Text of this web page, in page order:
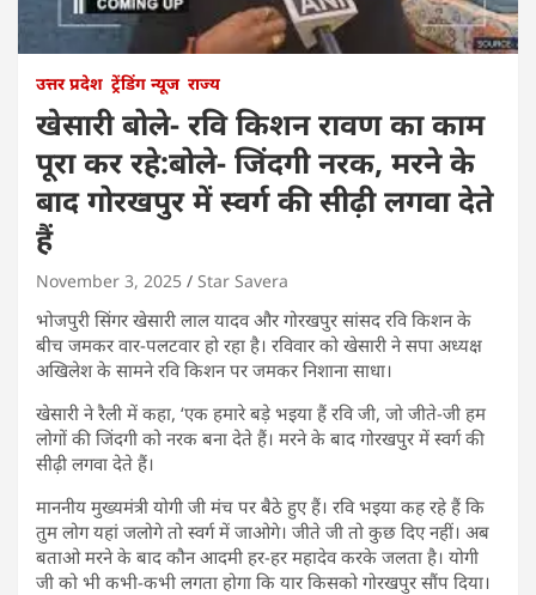
उत्तर प्रदेश ट्रेंडिंग न्यूज राज्य
खेसारी बोले- रवि किशन रावण का काम
पूरा कर रहे:बोले- जिंदगी नरक, मरने के
बाद गोरखपुर में स्वर्ग की सीढ़ी लगवा देते
हैं
November 3, 2025 Star Savera
भोजपुरी सिंगर खेसारी लाल यादव और गोरखपुर सांसद रवि किशन के
बीच जमकर वार-पलटवार हो रहा है। रविवार को खेसारी ने सपा अध्यक्ष
अखिलेश के सामने रवि किशन पर जमकर निशाना साधा।
खेसारी ने रैली में कहा, ‘एक हमारे बड़े भइया हैं रवि जी, जो जीते-जी हम
लोगों की जिंदगी को नरक बना देते हैं। मरने के बाद गोरखपुर में स्वर्ग की
सीढ़ी लगवा देते हैं।
माननीय मुख्यमंत्री योगी जी मंच पर बैठे हुए हैं। रवि भइया कह रहे हैं कि
तुम लोग यहां जलोगे तो स्वर्ग में जाओगे। जीते जी तो कुछ दिए नहीं। अब
बताओ मरने के बाद कौन आदमी हर-हर महादेव करके जलता है। योगी
जी को भी कभी-कभी लगता होगा कि यार किसको गोरखपुर सौंप दिया।